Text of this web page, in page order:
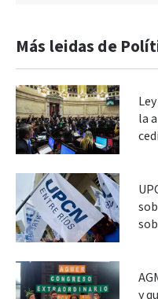
Más leidas de
la
y